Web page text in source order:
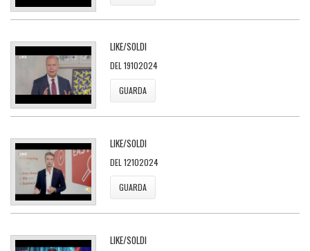
LIKE/SOLDI
DEL 19102024
GUARDA
LIKE/SOLDI
DEL 12102024
GUARDA
LIKE/SOLDI